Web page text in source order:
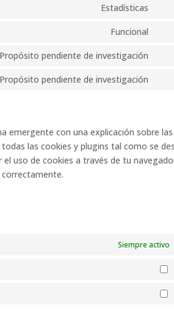
Estadísticas
Funcional
Propósito pendiente de investigación
Propósito pendiente de investigación
emergente con una explicación sobre las
las cookies y plugins tal como se
uso de cookies a través de tu
Siempre activo